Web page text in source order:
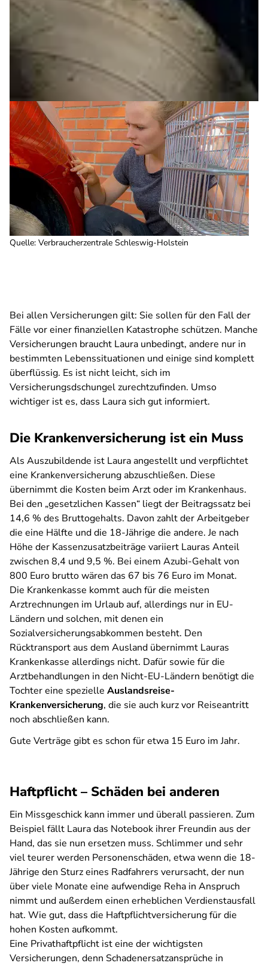
Quelle: Verbraucherzentrale Schleswig-Holstein
Bei allen Versicherungen gilt: Sie sollen für den Fall der
Fälle vor einer finanziellen Katastrophe schützen. Manche
Versicherungen braucht Laura unbedingt, andere nur in
bestimmten Lebenssituationen und einige sind komplett
überflüssig. Es ist nicht leicht, sich im
Versicherungsdschungel zurechtzufinden. Umso
wichtiger ist es, dass Laura sich gut informiert.
Die Krankenversicherung ist ein Muss
Als Auszubildende ist Laura angestellt und verpflichtet
eine Krankenversicherung abzuschließen. Diese
übernimmt die Kosten beim Arzt oder im Krankenhaus.
Bei den „gesetzlichen Kassen“ liegt der Beitragssatz bei
14,6 % des Bruttogehalts. Davon zahlt der Arbeitgeber
die eine Hälfte und die 18-Jährige die andere. Je nach
Höhe der Kassenzusatzbeiträge variiert Lauras Anteil
zwischen 8,4 und 9,5 %. Bei einem Azubi-Gehalt von
800 Euro brutto wären das 67 bis 76 Euro im Monat.
Die Krankenkasse kommt auch für die meisten
Arztrechnungen im Urlaub auf, allerdings nur in EU-
Ländern und solchen, mit denen ein
Sozialversicherungsabkommen besteht. Den
Rücktransport aus dem Ausland übernimmt Lauras
Krankenkasse allerdings nicht. Dafür sowie für die
Arztbehandlungen in den Nicht-EU-Ländern benötigt die
Tochter eine spezielle Auslandsreise-
Krankenversicherung, die sie auch kurz vor Reiseantritt
noch abschließen kann.
Gute Verträge gibt es schon für etwa 15 Euro im Jahr.
Haftpflicht – Schäden bei anderen
Ein Missgeschick kann immer und überall passieren. Zum
Beispiel fällt Laura das Notebook ihrer Freundin aus der
Hand, das sie nun ersetzen muss. Schlimmer und sehr
viel teurer werden Personenschäden, etwa wenn die 18-
Jährige den Sturz eines Radfahrers verursacht, der nun
über viele Monate eine aufwendige Reha in Anspruch
nimmt und außerdem einen erheblichen Verdienstausfall
hat. Wie gut, dass die Haftpflichtversicherung für die
hohen Kosten aufkommt.
Eine Privathaftpflicht ist eine der wichtigsten
Versicherungen, denn Schadenersatzansprüche in